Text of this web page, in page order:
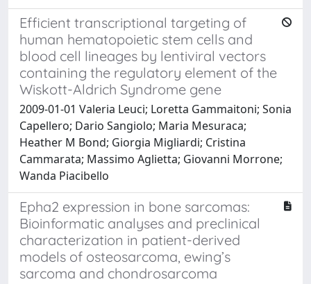
Efficient transcriptional targeting of
human hematopoietic stem cells and
blood cell lineages by lentiviral vectors
containing the regulatory element of the
Wiskott-Aldrich Syndrome gene
2009-01-01 Valeria Leuci; Loretta Gammaitoni; Sonia
Capellero; Dario Sangiolo; Maria Mesuraca;
Heather M Bond; Giorgia Migliardi; Cristina
Cammarata; Massimo Aglietta; Giovanni Morrone;
Wanda Piacibello
Epha2 expression in bone sarcomas:
Bioinformatic analyses and preclinical
characterization in patient-derived
models of osteosarcoma, ewing’s
sarcoma and chondrosarcoma